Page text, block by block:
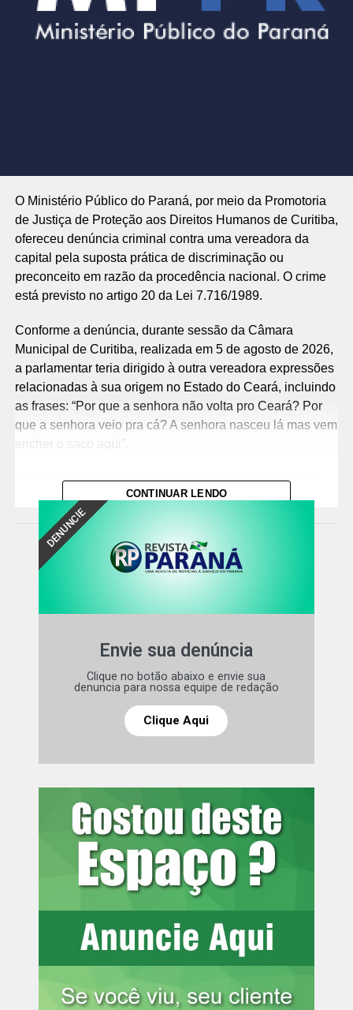
O Ministério Público do Paraná, por meio da Promotoria
de Justiça de Proteção aos Direitos Humanos de Curitiba,
ofereceu denúncia criminal contra uma vereadora da
capital pela suposta prática de discriminação ou
preconceito em razão da procedência nacional. O crime
está previsto no artigo 20 da Lei 7.716/1989.
Conforme a denúncia, durante sessão da Câmara
Municipal de Curitiba, realizada em 5 de agosto de 2026,
a parlamentar teria dirigido à outra vereadora expressões
relacionadas à sua origem no Estado do Ceará, incluindo
as frases: “Por que a senhora não volta pro Ceará? Por
que a senhora veio pra cá? A senhora nasceu lá mas vem
encher o saco aqui”.
Segundo o Ministério Público, as manifestações teriam
sido proferidas com a intenção de ofender e humilhar a
vítima, além de menosprezar e discriminar, de forma mais
ampla, pessoas de origem cearense, configurando, em
tese, discriminação por procedência nacional.
vítima pelos danos causados, inclusive morais, no
atualmente equivalente a R$ 32.420,00, a ser atualizado
Região Metropolitana de
Também foi requerido o arbitramento de indenização por
dano moral coletivo no valor correspondente a 40 salários
mínimos, no momento equivalente a R$ 64.840,00, em
razão de ofensa a valores fundamentais relacionados à
igualdade, à dignidade da pessoa humana e ao combate
à discriminação. O MPPR solicita que, se deferido, o
valor seja destinado ao Fundo Estadual de Políticas de
Promoção da Igualdade Racial e utilizado para
financiamento de políticas públicas voltadas à promoção
da igualdade racial no Paraná.
CONTINUAR LENDO
Envie sua denúncia
Clique no botão abaixo e envie sua
denuncia para nossa equipe de redação
Clique Aqui
DENUNCIE